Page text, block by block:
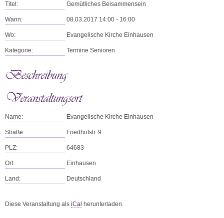
Titel: Gemütliches Beisammensein
Wann: 08.03.2017 14:00 - 16:00
Wo: Evangelische Kirche Einhausen
Kategorie: Termine Senioren
Name: Evangelische Kirche Einhausen
Straße: Friedhofstr. 9
PLZ: 64683
Ort: Einhausen
Land: Deutschland
Diese Veranstaltung als iCal herunterladen.